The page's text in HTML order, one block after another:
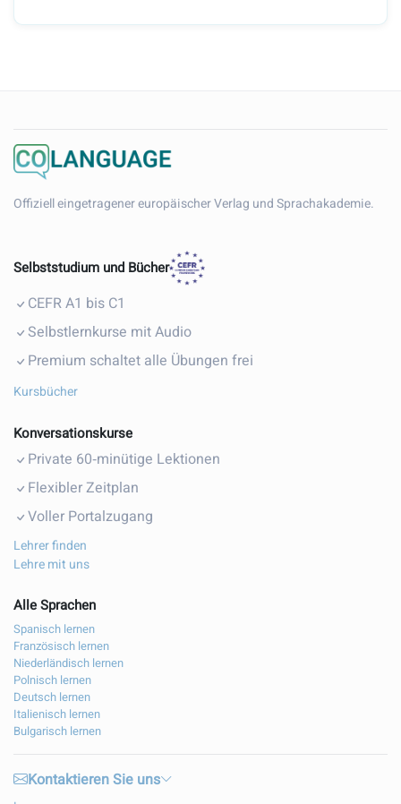
Offiziell eingetragener europäischer Verlag und Sprachakademie.
Selbststudium und Bücher
CEFR A1 bis C1
Selbstlernkurse mit Audio
Premium schaltet alle Übungen frei
Kursbücher
Konversationskurse
Private 60‑minütige Lektionen
Flexibler Zeitplan
Voller Portalzugang
Lehrer finden
Lehre mit uns
Alle Sprachen
Spanisch lernen
Französisch lernen
Niederländisch lernen
Polnisch lernen
Deutsch lernen
Italienisch lernen
Bulgarisch lernen
Kontaktieren Sie uns